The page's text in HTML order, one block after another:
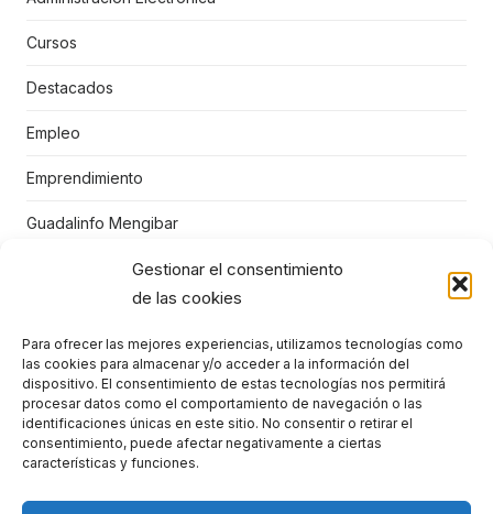
Gestionar el consentimiento
de las cookies
Para ofrecer las mejores experiencias, utilizamos tecnologías como
las cookies para almacenar y/o acceder a la información del
dispositivo. El consentimiento de estas tecnologías nos permitirá
procesar datos como el comportamiento de navegación o las
identificaciones únicas en este sitio. No consentir o retirar el
consentimiento, puede afectar negativamente a ciertas
características y funciones.
Cursos
Destacados
Empleo
Emprendimiento
Guadalinfo Mengibar
Juegos educativos
Niños
Punto Vuela Mengíbar
STEM